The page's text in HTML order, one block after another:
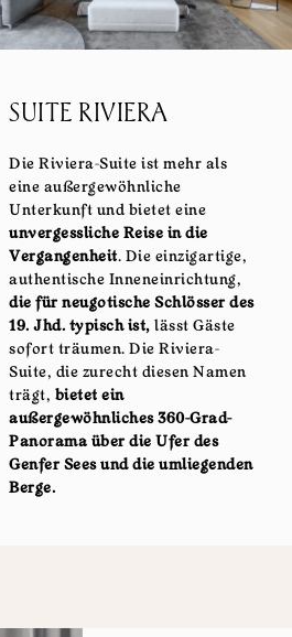
SUITE RIVIERA
Die Riviera-Suite ist mehr als
eine außergewöhnliche
Unterkunft und bietet eine
unvergessliche Reise in die
Vergangenheit. Die einzigartige,
authentische Inneneinrichtung,
die für neugotische Schlösser des
19. Jhd. typisch ist, lässt Gäste
sofort träumen. Die Riviera-
Suite, die zurecht diesen Namen
trägt, bietet ein
außergewöhnliches 360-Grad-
Panorama über die Ufer des
Genfer Sees und die umliegenden
Berge.